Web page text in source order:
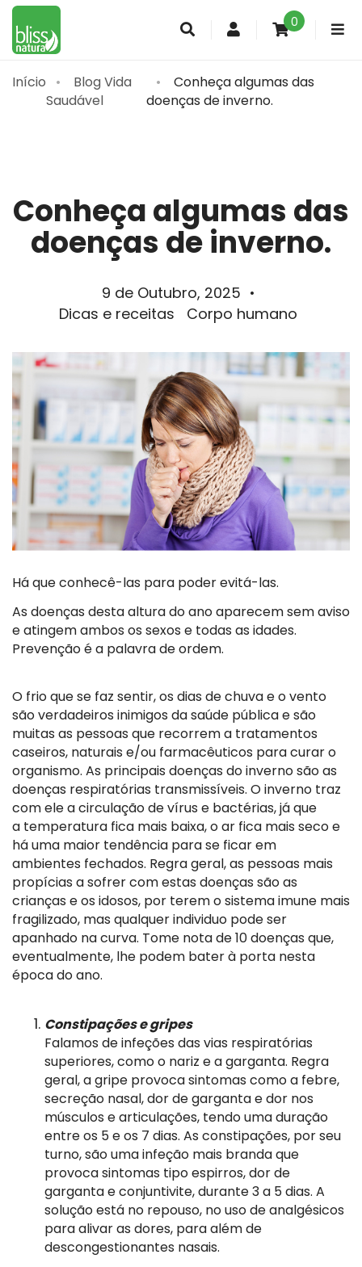
Conta 0
Início
Blog Vida
Saudável
Conheça algumas das
doenças de inverno.
Conheça algumas das
doenças de inverno.
9 de Outubro, 2025 •
Dicas e receitas
Corpo humano
Há que conhecê-las para poder evitá-las.
As doenças desta altura do ano aparecem sem aviso
e atingem ambos os sexos e todas as idades.
Prevenção é a palavra de ordem.
O frio que se faz sentir, os dias de chuva e o vento
são verdadeiros inimigos da saúde pública e são
muitas as pessoas que recorrem a tratamentos
caseiros, naturais e/ou farmacêuticos para curar o
organismo. As principais doenças do inverno são as
doenças respiratórias transmissíveis. O inverno traz
com ele a circulação de vírus e bactérias, já que
a temperatura fica mais baixa, o ar fica mais seco e
há uma maior tendência para se ficar em
ambientes fechados. Regra geral, as pessoas mais
propícias a sofrer com estas doenças são as
crianças e os idosos, por terem o sistema imune mais
fragilizado, mas qualquer individuo pode ser
apanhado na curva. Tome nota de 10 doenças que,
eventualmente, lhe podem bater à porta nesta
época do ano.
Constipações e gripes
Falamos de infeções das vias respiratórias
superiores, como o nariz e a garganta. Regra
geral, a gripe provoca sintomas como a febre,
secreção nasal, dor de garganta e dor nos
músculos e articulações, tendo uma duração
entre os 5 e os 7 dias. As constipações, por seu
turno, são uma infeção mais branda que
provoca sintomas tipo espirros, dor de
garganta e conjuntivite, durante 3 a 5 dias. A
solução está no repouso, no uso de analgésicos
para alivar as dores, para além de
descongestionantes nasais.